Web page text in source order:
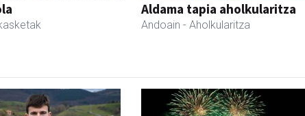
Aldama tapia aholkularitza
Andoain - Aholkularitza